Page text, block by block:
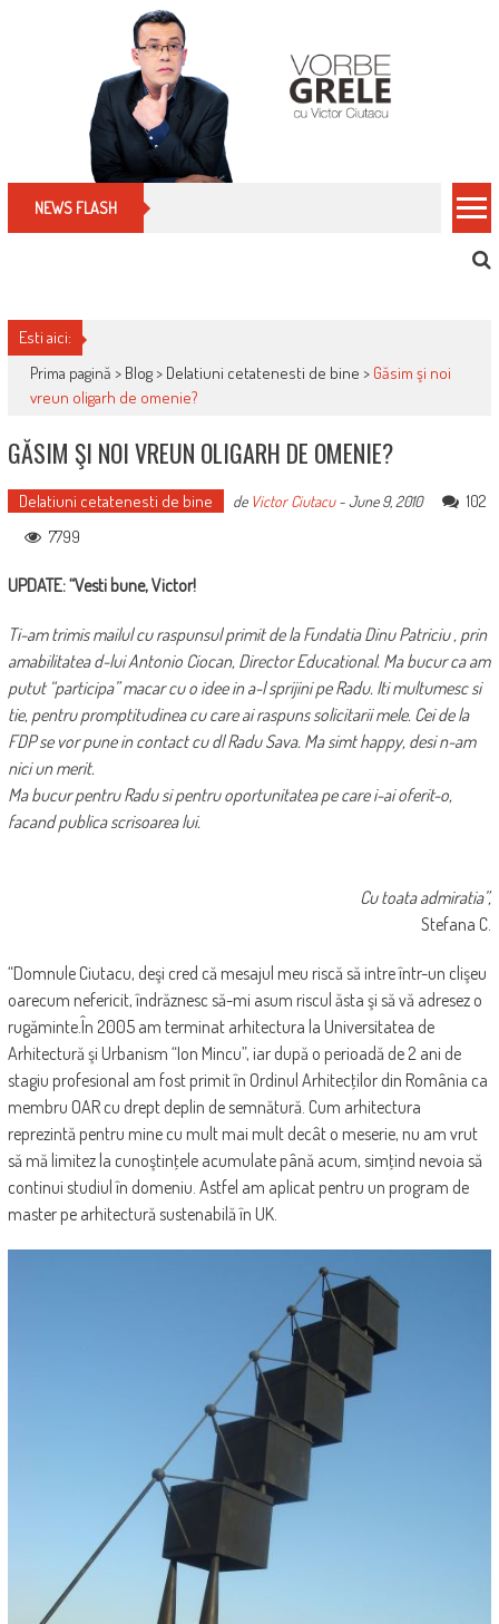
NEWS FLASH Cum îți schimbi, rapid, gratuit și eficient,
Esti aici:
Prima pagină > Blog> Delatiuni cetatenesti de bine > Găsim şi noi
vreun oligarh de omenie?
GĂSIM ŞI NOI VREUN OLIGARH DE OMENIE?
Delatiuni cetatenesti de bine de Victor Ciutacu-June 9, 2010
102
7799
UPDATE: “Vesti bune, Victor!
Ti-am trimis mailul cu raspunsul primit de la Fundatia Dinu Patriciu , prin
amabilitatea d-lui Antonio Ciocan, Director Educational. Ma bucur ca am
putut “participa” macar cu o idee in a-l sprijini pe Radu. Iti multumesc si
tie, pentru promptitudinea cu care ai raspuns solicitarii mele. Cei de la
FDP se vor pune in contact cu dl Radu Sava. Ma simt happy, desi n-am
nici un merit.
Ma bucur pentru Radu si pentru oportunitatea pe care i-ai oferit-o,
facand publica scrisoarea lui.
Cu toata admiratia”,
Stefana C.
“Domnule Ciutacu, deşi cred că mesajul meu riscă să intre într-un clişeu
oarecum nefericit, îndrăznesc să-mi asum riscul ăsta şi să vă adresez o
rugăminte.În 2005 am terminat arhitectura la Universitatea de
Arhitectură şi Urbanism “Ion Mincu”, iar după o perioadă de 2 ani de
stagiu profesional am fost primit în Ordinul Arhitecţilor din România ca
membru OAR cu drept deplin de semnătură. Cum arhitectura
reprezintă pentru mine cu mult mai mult decât o meserie, nu am vrut
să mă limitez la cunoştinţele acumulate până acum, simţind nevoia să
continui studiul în domeniu. Astfel am aplicat pentru un program de
master pe arhitectură sustenabilă în UK.